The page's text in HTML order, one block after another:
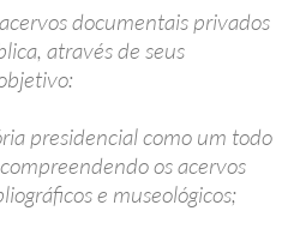
documentais privados
através de seus
presidencial como um todo
os acervos
e museológicos;